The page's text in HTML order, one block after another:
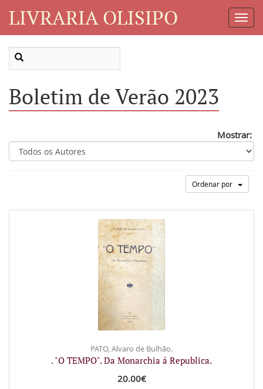
LIVRARIA OLISIPO
Boletim de Verão 2023
Mostrar:
Ordenar por
PATO, Alvaro de Bulhão.
. "O TEMPO". Da Monarchia á Republica.
20.00€